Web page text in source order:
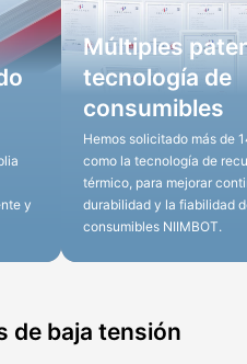
y
Múltiples
tecnología de
consumibles
Hemos solicitado más de
como la tecnología de
térmico, para mejorar
durabilidad y la fiabilidad
consumibles NIIMBOT.
de baja tensión